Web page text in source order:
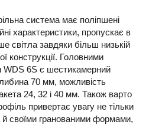
система має поліпшені
характеристики, пропускає в
світла завдяки більш низькій
конструкції. Головними
WDS 6S є шестикамерний
70 мм, можливість
24, 32 і 40 мм. Також варто
привертає увагу не тільки
й своїми гранованими формами,